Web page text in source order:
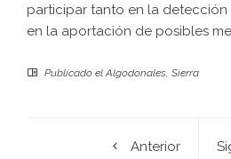
participar tanto en la
en la aportación de posibles
Publicado elAlgodonales, Sierra
Anterior